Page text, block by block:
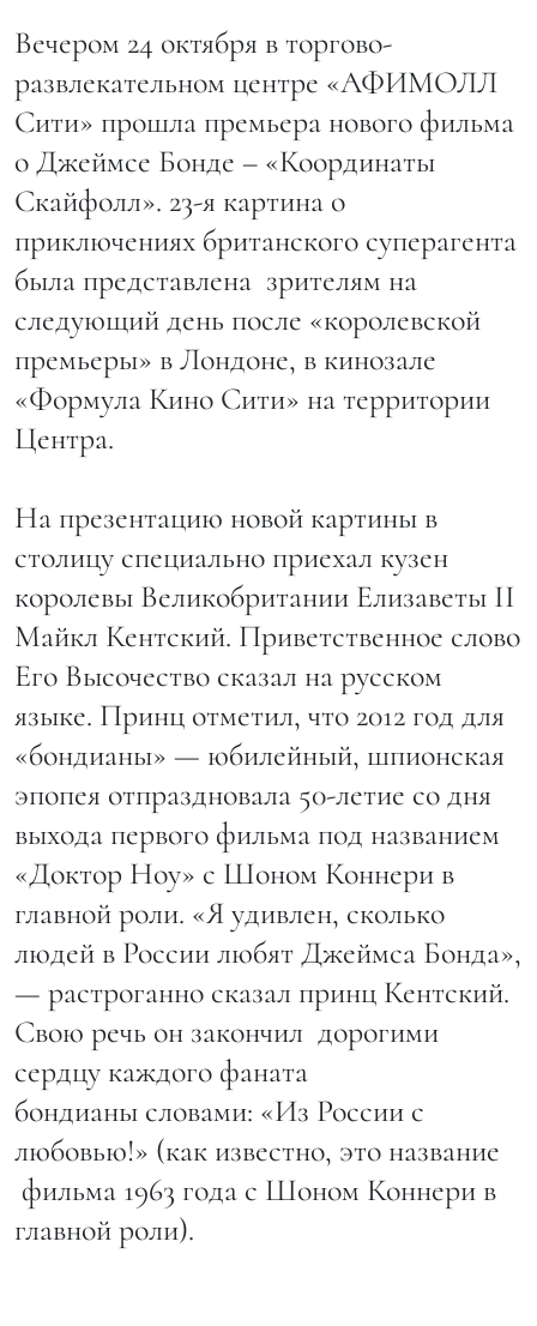
Вечером 24 октября в торгово-
развлекательном центре «АФИМОЛЛ
Сити» прошла премьера нового фильма
о Джеймсе Бонде – «Координаты
Скайфолл». 23-я картина о
приключениях британского суперагента
была представлена зрителям на
следующий день после «королевской
премьеры» в Лондоне, в кинозале
«Формула Кино Сити» на территории
Центра.
На презентацию новой картины в
столицу специально приехал кузен
королевы Великобритании Елизаветы II
Майкл Кентский. Приветственное слово
Его Высочество сказал на русском
языке. Принц отметил, что 2012 год для
«бондианы» — юбилейный, шпионская
эпопея отпраздновала 50-летие со дня
выхода первого фильма под названием
«Доктор Ноу» с Шоном Коннери в
главной роли. «Я удивлен, сколько
людей в России любят Джеймса Бонда»,
— растроганно сказал принц Кентский.
Свою речь он закончил дорогими
сердцу каждого фаната
бондианы словами: «Из России с
любовью!» (как известно, это название
фильма 1963 года с Шоном Коннери в
главной роли).